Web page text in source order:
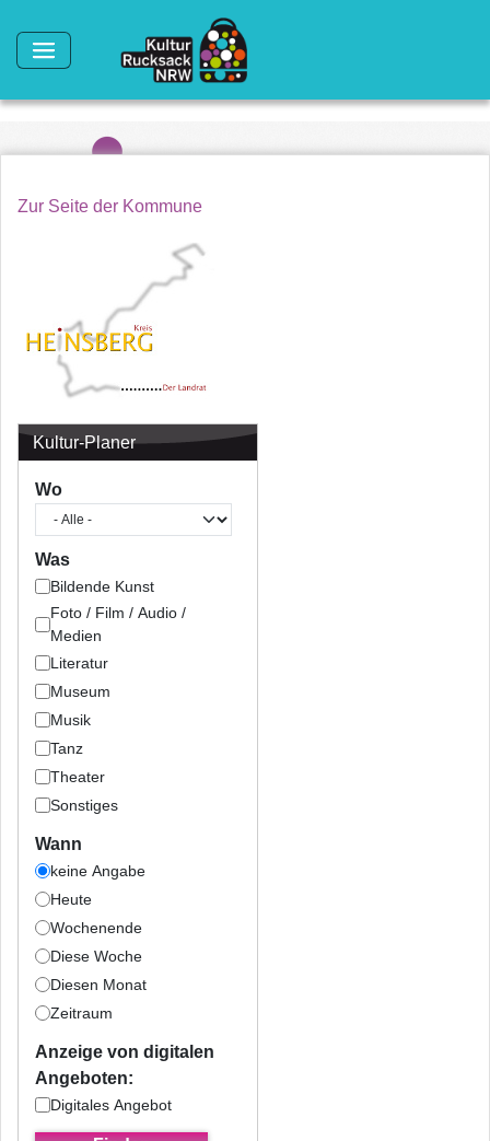
Zur Seite der Kommune
Kultur-Planer
Wo
Was
Bildende Kunst
Foto / Film / Audio /
Medien
Literatur
Museum
Musik
Tanz
Theater
Sonstiges
Wann
keine Angabe
Heute
Wochenende
Diese Woche
Diesen Monat
Zeitraum
Anzeige von digitalen
Angeboten:
Digitales Angebot